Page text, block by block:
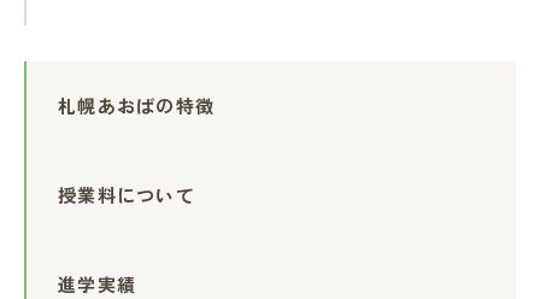
札幌あおばの特徴
授業料について
進学実績